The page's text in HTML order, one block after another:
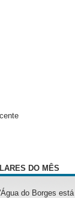
DO MÊS
do Borges está